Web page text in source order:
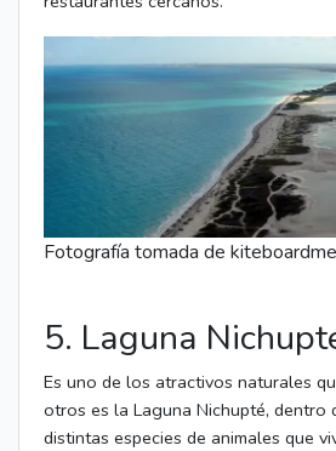
Fotografía tomada de
5. Laguna
Es uno de los atractivos naturales
otros es la Laguna Nichupté, dentro
distintas especies de animales que